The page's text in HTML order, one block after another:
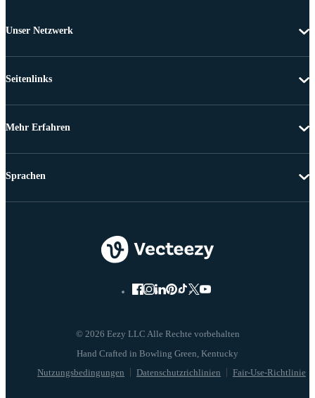
Unser Netzwerk
Seitenlinks
Mehr Erfahren
© 2026 Eezy LLC Alle Rechte vorbehalten
Nutzungsbedingungen Datenschutzrichlinien Fair-Use-Richtlinie
Sprachen